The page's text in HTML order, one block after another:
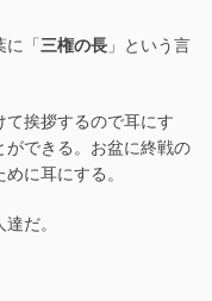
に「三権の長 」という言
挨拶するので耳にす
できる。お盆に終戦の
に耳にする。
だ。